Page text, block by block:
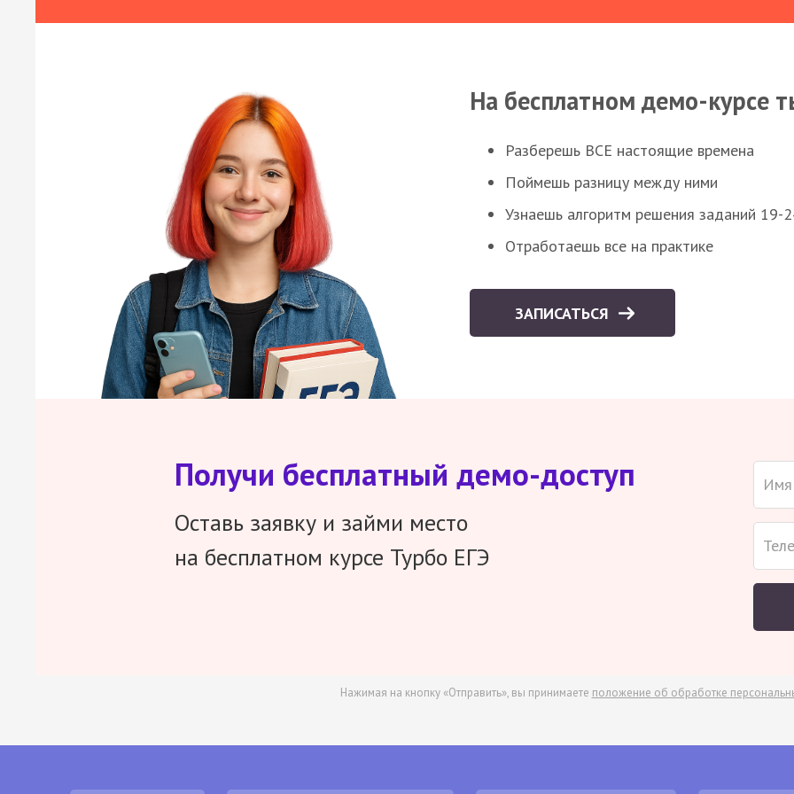
На бесплатном демо-курсе
Разберешь ВСЕ настоящие времена
Поймешь разницу между ними
Узнаешь алгоритм решения заданий 19-
Отработаешь все на практике
ЗАПИСАТЬСЯ
Получи бесплатный демо-доступ
Оставь заявку и займи место
на бесплатном курсе Турбо ЕГЭ
Нажимая на кнопку «Отправить», вы принимаете положение об обработке